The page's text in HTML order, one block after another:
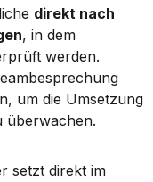
direkt nach
, in dem
werden.
um die Umsetzung
überwachen.
setzt direkt im